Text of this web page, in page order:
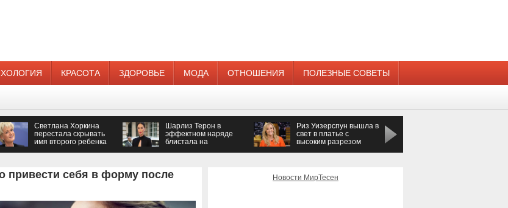
КРАСОТА ЗДОРОВЬЕ МОДА ОТНОШЕНИЯ ПОЛЕЗНЫЕ СОВЕТЫ
Светлана Хоркина
перестала скрывать
имя второго ребенка
Шарлиз Терон в
эффектном наряде
блистала на
Риз Уизерспун вышла в
свет в платье с
высоким разрезом
привести себя в форму после
Новости МирТесен